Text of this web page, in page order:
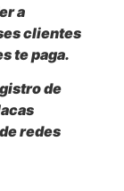
a
clientes
te paga.
de
redes